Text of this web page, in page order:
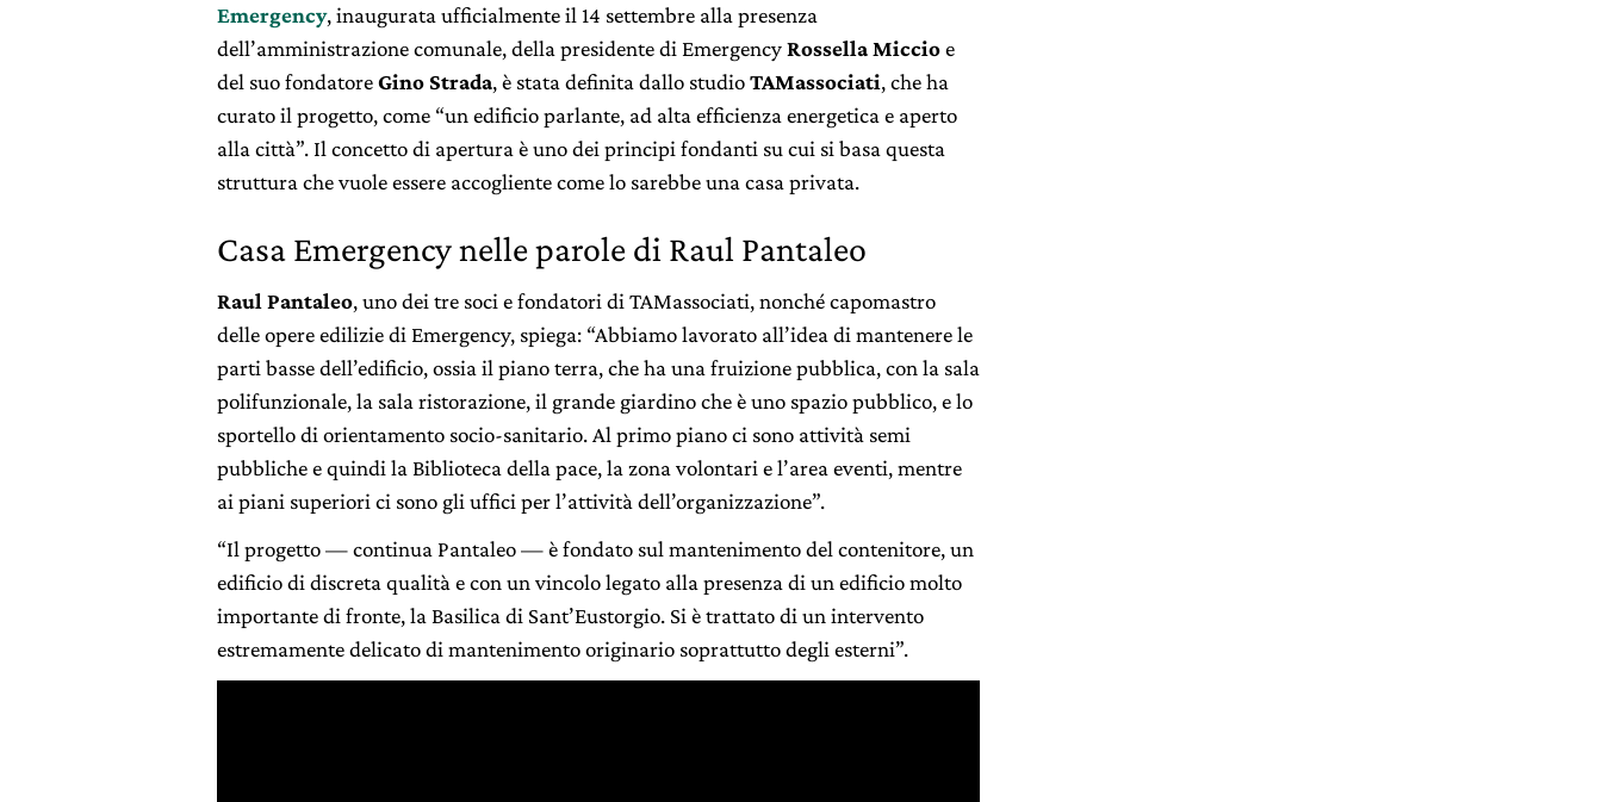
Emergency, inaugurata ufficialmente il 14 settembre alla presenza
dell’amministrazione comunale, della presidente di EmergencyRossella Miccioe
del suo fondatoreGino Strada, è stata definita dallo studioTAMassociati, che ha
curato il progetto, come “un edificio parlante, ad alta efficienza energetica e aperto
alla città”. Il concetto di apertura è uno dei principi fondanti su cui si basa questa
struttura che vuole essere accogliente come lo sarebbe una casa privata.
Casa Emergency nelle parole di Raul Pantaleo
Raul Pantaleo, uno dei tre soci e fondatori di TAMassociati, nonché capomastro
delle opere edilizie di Emergency, spiega: “Abbiamo lavorato all’idea di mantenere le
parti basse dell’edificio, ossia il piano terra, che ha una fruizione pubblica, con la sala
polifunzionale, la sala ristorazione, il grande giardino che è uno spazio pubblico, e lo
sportello di orientamento socio-sanitario. Al primo piano ci sono attività semi
pubbliche e quindi la Biblioteca della pace, la zona volontari e l’area eventi, mentre
ai piani superiori ci sono gli uffici per l’attività dell’organizzazione”.
“Il progetto — continua Pantaleo — è fondato sul mantenimento del contenitore, un
edificio di discreta qualità e con un vincolo legato alla presenza di un edificio molto
importante di fronte, la Basilica di Sant’Eustorgio. Si è trattato di un intervento
estremamente delicato di mantenimento originario soprattutto degli esterni”.